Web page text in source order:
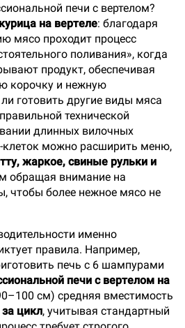
печи с вертелом?
курица на вертеле: благодаря
мясо проходит процесс
поливания», когда
продукт, обеспечивая
корочку и нежную
готовить другие виды мяса
технической
длинных вилочных
можно расширить меню,
жаркое, свиные рульки и
обращая внимание на
чтобы более нежное мясо не
именно
правила. Например,
печь с 6 шампурами
печи с вертелом на
см) средняя вместимость
цикл, учитывая стандартный